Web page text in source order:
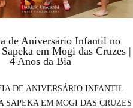
de Aniversário Infantil no
em Mogi das Cruzes |
4 Anos da Bia
DE ANIVERSÁRIO INFANTIL
SAPEKA EM MOGI DAS CRUZES